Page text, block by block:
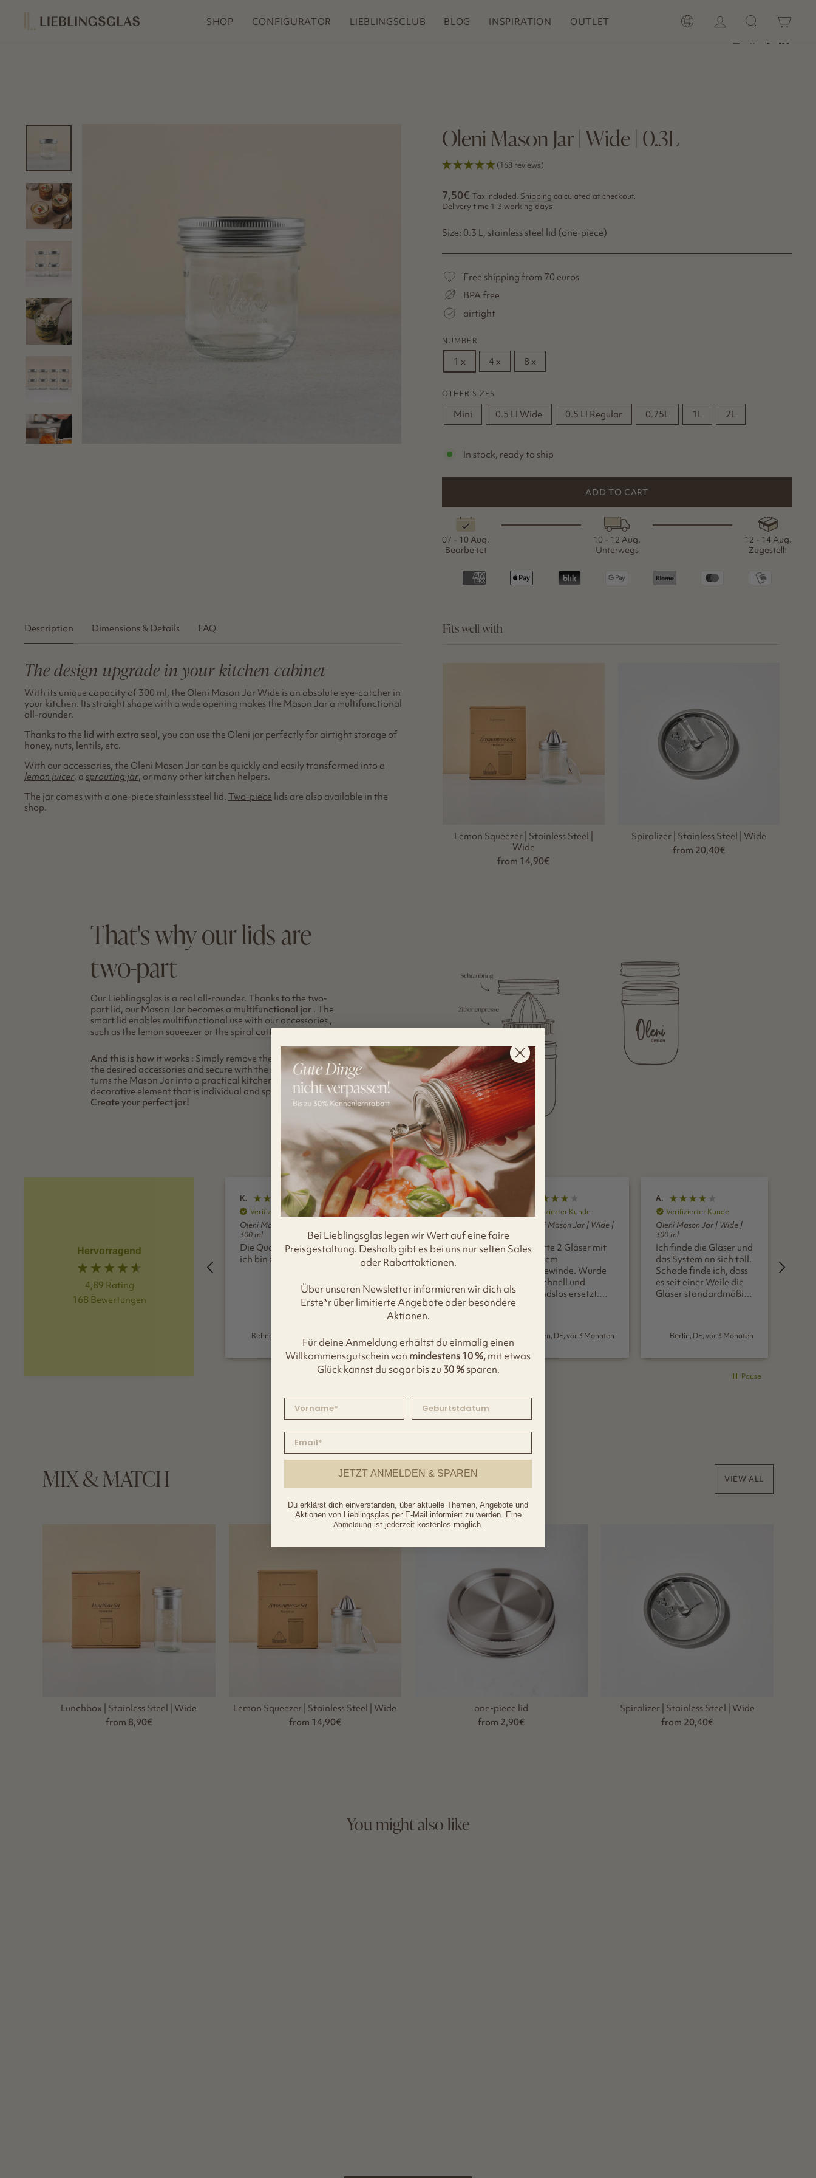
Pause
Die multifunktionale Reibe für Rührschüsseln
SHOP CONFIGURATOR LIEBLINGSCLUB BLOG INSPIRATION OUTLET LANGUAGE LOG IN SEARCH
Oleni Mason Jar | Wide | 0.3L
(168 reviews)
Regular
price
Sale
price
7,50€ Tax included. Shipping calculated at checkout.
Delivery time 1-3 working days
Size: 0.3 L, stainless steel lid (one-piece)
Free shipping from 70 euros
BPA free
airtight
NUMBER
1 x 4 x 8 x
OTHER SIZES
Mini 0.5 LI Wide 0.5 LI Regular 0.75L 1L 2L
In stock, ready to ship
ADD TO CART
07 - 10 Aug.
Bearbeitet
10 - 12 Aug.
Unterwegs
12 - 14 Aug.
Zugestellt
Description Dimensions & Details FAQ
The design upgrade in your kitchen cabinet
With its unique capacity of 300 ml, the Oleni Mason Jar Wide is an absolute eye-catcher in
your kitchen. Its straight shape with a wide opening makes the Mason Jar a multifunctional
all-rounder.
Thanks to the lid with extra seal, you can use the Oleni jar perfectly for airtight storage of
honey, nuts, lentils, etc.
With our accessories, the Oleni Mason Jar can be quickly and easily transformed into a
lemon juicer, a sprouting jar, or many other kitchen helpers.
The jar comes with a one-piece stainless steel lid. Two-piece lids are also available in the
shop.
Fits well with
Lemon Squeezer | Stainless Steel |
Wide
from 14,90€
Spiralizer | Stainless Steel | Wide
from 20,40€
That's why our lids are
two-part
Our Lieblingsglas is a real all-rounder. Thanks to the two-
part lid, our Mason Jar becomes a multifunctional jar . The
smart lid enables multifunctional use with our accessories ,
such as the lemon squeezer or the spiral cutter.
And this is how it works : Simply remove the lid plate, insert
the desired accessories and secure with the screw ring. This
turns the Mason Jar into a practical kitchen aid or
decorative element that is individual and space-saving.
Create your perfect jar!
Hervorragend
4,89 Rating
168 Bewertungen
sehr schönes design,
praktische glasform
K.
Verifizierter Kunde
Oleni Mason Jar | Wide |
300 ml
Die Qualität ist super
ich bin zufrieden.
Rehna, DE, vor 2 Monaten
A.
Verifizierter Kunde
300 ml
gut, wie erwartet und
seit einiger Zeit schon
Incentiviert
Verifizierter Kunde
4x Oleni Mason Jar | Wide |
Ich hatte 2 Gläser mit
kaputtem
Drehhewinde. Wurde
aber schnell und
anstandslos ersetzt.
Lufteinschluss. Wollte
es aber nicht nochmals
reklamieren.
Ehingen, DE, vor 3 Monaten
A.
Verifizierter Kunde
Oleni Mason Jar | Wide |
300 ml
Ich finde die Gläser und
das System an sich toll.
Schade finde ich, dass
es seit einer Weile die
Gläser standardmäßig
"normales
gerade der absolut
Berlin, DE, vor 3 Monaten
Pause
MIX & MATCH VIEW ALL
Lunchbox | Stainless Steel | Wide
from 8,90€
Lemon Squeezer | Stainless Steel | Wide
from 14,90€
one-piece lid
from 2,90€
Spiralizer | Stainless Steel | Wide
from 20,40€
You might also like
Bei Lieblingsglas legen wir Wert auf eine faire
Preisgestaltung. Deshalb gibt es bei uns nur selten Sales
oder Rabattaktionen.
Über unseren Newsletter informieren wir dich als
Erste*r über limitierte Angebote oder besondere
Aktionen.
Für deine Anmeldung erhältst du einmalig einen
Willkommensgutschein von mindestens 10 %, mit etwas
Glück kannst du sogar bis zu 30 %sparen.
JETZT ANMELDEN & SPAREN
Du erklärst dich einverstanden, über aktuelle Themen, Angebote und
Aktionen von Lieblingsglas per E-Mail informiert zu werden. Eine
Abmeldung ist jederzeit kostenlos möglich.